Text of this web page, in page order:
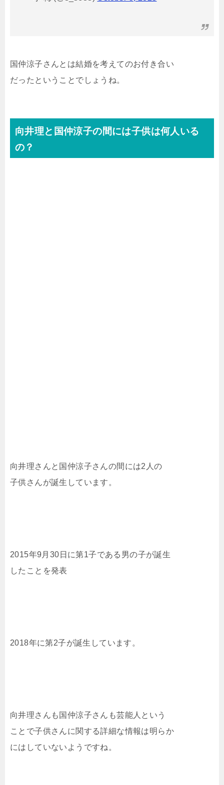
国仲涼子さんとは結婚を考えてのお付き合い
だったということでしょうね。
向井理と国仲涼子の間には子供は何人いる
の？
向井理さんと国仲涼子さんの間には2人の
子供さんが誕生しています。
2015年9月30日に第1子である男の子が誕生
したことを発表
2018年に第2子が誕生しています。
向井理さんも国仲涼子さんも芸能人という
ことで子供さんに関する詳細な情報は明らか
にはしていないようですね。